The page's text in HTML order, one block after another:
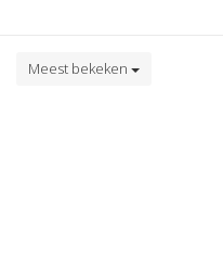
Meest bekeken